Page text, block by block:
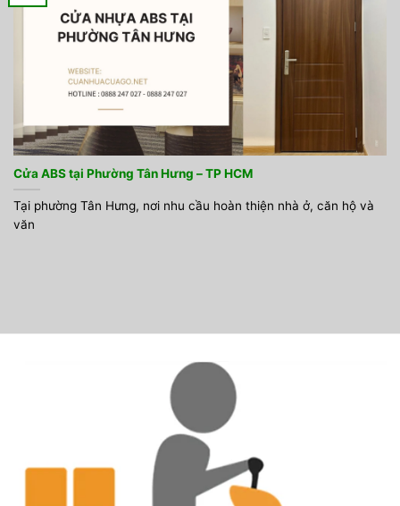
Cửa ABS tại Phường Tân Hưng – TP HCM
Tại phường Tân Hưng, nơi nhu cầu hoàn thiện nhà ở, căn hộ và
văn